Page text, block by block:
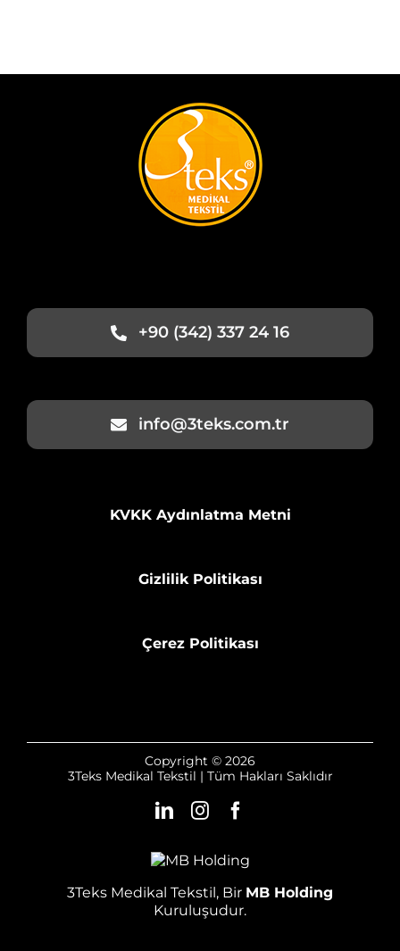
+90 (342) 337 24 16
info@3teks.com.tr
KVKK Aydınlatma Metni
Gizlilik Politikası
Çerez Politikası
Copyright © 2026
3Teks Medikal Tekstil | Tüm Hakları Saklıdır
3Teks Medikal Tekstil, Bir MB Holding
Kuruluşudur.